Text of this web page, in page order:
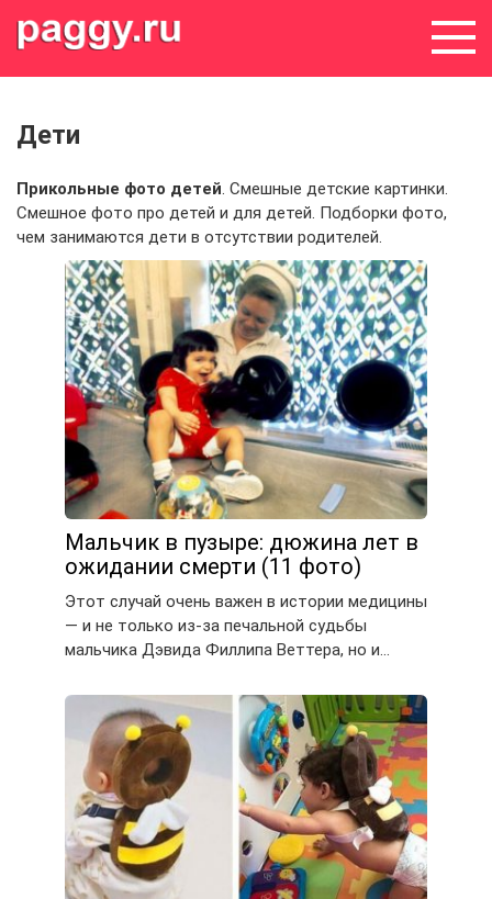
Дети
Прикольные фото детей. Смешные детские картинки.
Смешное фото про детей и для детей. Подборки фото,
чем занимаются дети в отсутствии родителей.
Мальчик в пузыре: дюжина лет в
ожидании смерти (11 фото)
Этот случай очень важен в истории медицины
— и не только из-за печальной судьбы
мальчика Дэвида Филлипа Веттера, но и…